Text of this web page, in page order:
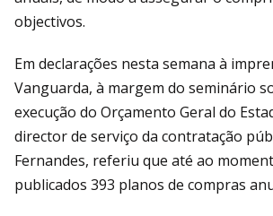
objectivos.
Em declarações nesta semana à
Vanguarda, à margem do seminário
execução do Orçamento Geral do
director de serviço da contratação
Fernandes, referiu que até ao
publicados 393 planos de compras